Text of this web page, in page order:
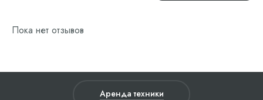
Пока нет отзывов
Аренда техники